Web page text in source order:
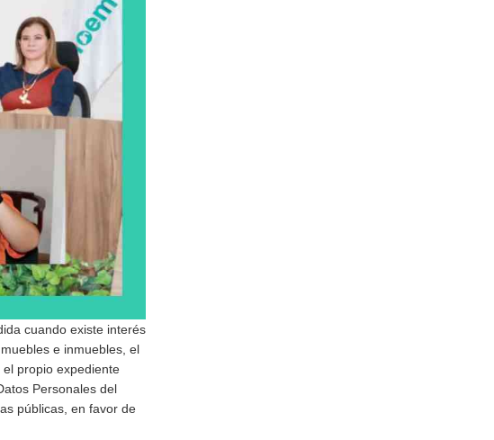
cuando existe interés
e inmuebles, el
propio expediente
Personales del
públicas, en favor de